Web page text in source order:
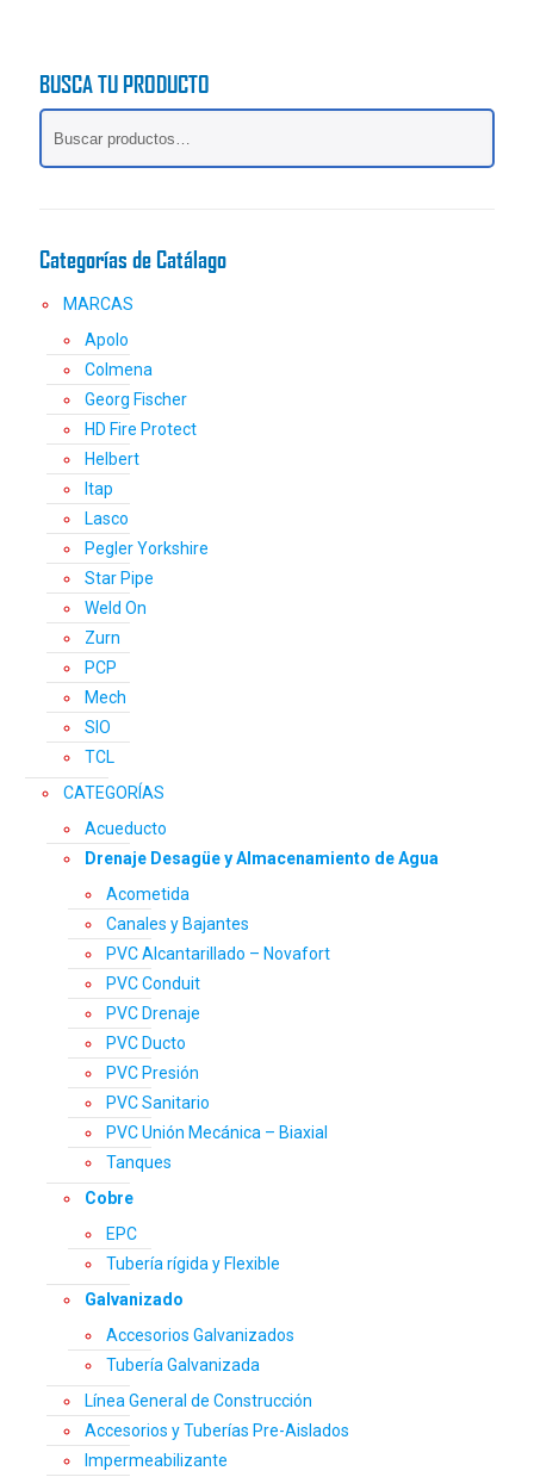
Las
opciones
página
producto
BUSCA TU PRODUCTO
Categorías de Catálago
MARCAS
Apolo
Colmena
Georg Fischer
HD Fire Protect
Helbert
Itap
Lasco
Pegler Yorkshire
Star Pipe
Weld On
Zurn
PCP
Mech
SIO
TCL
CATEGORÍAS
Acueducto
Drenaje Desagüe y Almacenamiento de Agua
Acometida
Canales y Bajantes
PVC Alcantarillado – Novafort
PVC Conduit
PVC Drenaje
PVC Ducto
PVC Presión
PVC Sanitario
PVC Unión Mecánica – Biaxial
Tanques
Cobre
EPC
Tubería rígida y Flexible
Galvanizado
Accesorios Galvanizados
Tubería Galvanizada
Línea General de Construcción
Accesorios y Tuberías Pre-Aislados
Impermeabilizante